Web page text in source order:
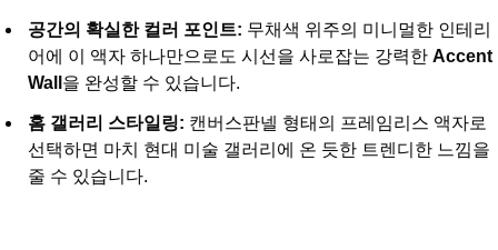
공간의 확실한 컬러 포인트: 무채색 위주의 미니멀한 인테리
어에 이 액자 하나만으로도 시선을 사로잡는 강력한 Accent
Wall 을 완성할 수 있습니다.
홈 갤러리 스타일링: 캔버스판넬 형태의 프레임리스 액자로
선택하면 마치 현대 미술 갤러리에 온 듯한 트렌디한 느낌을
줄 수 있습니다.